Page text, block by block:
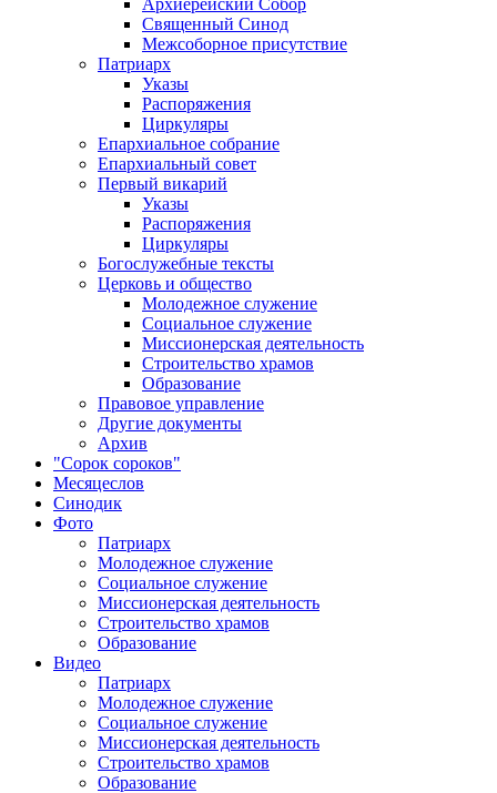
Архиерейский Собор
Священный Синод
Межсоборное присутствие
Патриарх
Указы
Распоряжения
Циркуляры
Епархиальное собрание
Епархиальный совет
Первый викарий
Указы
Распоряжения
Циркуляры
Богослужебные тексты
Церковь и общество
Молодежное служение
Социальное служение
Миссионерская деятельность
Строительство храмов
Образование
Правовое управление
Другие документы
Архив
"Сорок сороков"
Месяцеслов
Синодик
Фото
Патриарх
Молодежное служение
Социальное служение
Миссионерская деятельность
Строительство храмов
Образование
Видео
Патриарх
Молодежное служение
Социальное служение
Миссионерская деятельность
Строительство храмов
Образование